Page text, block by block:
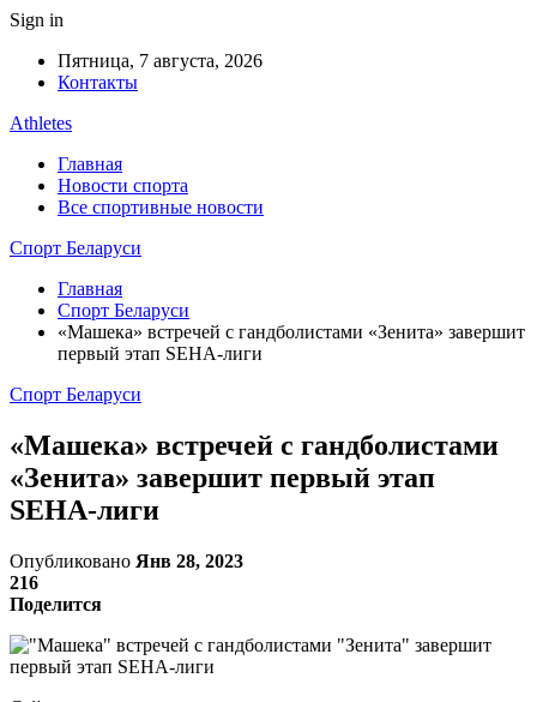
Sign in
Пятница, 7 августа, 2026
Контакты
Athletes
Главная
Новости спорта
Все спортивные новости
Спорт Беларуси
Главная
Спорт Беларуси
«Машека» встречей с гандболистами «Зенита» завершит
первый этап SEHA-лиги
Спорт Беларуси
«Машека» встречей с гандболистами
«Зенита» завершит первый этап
SEHA-лиги
Опубликовано Янв 28, 2023
216
Поделится